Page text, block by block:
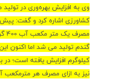
وی به افزایش بهره‌وری در
کشاورزی اشاره کرد و گفت: پیش
کیلوگرم افزایش یافته است؛